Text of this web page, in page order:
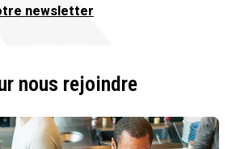
newsletter
nous rejoindre